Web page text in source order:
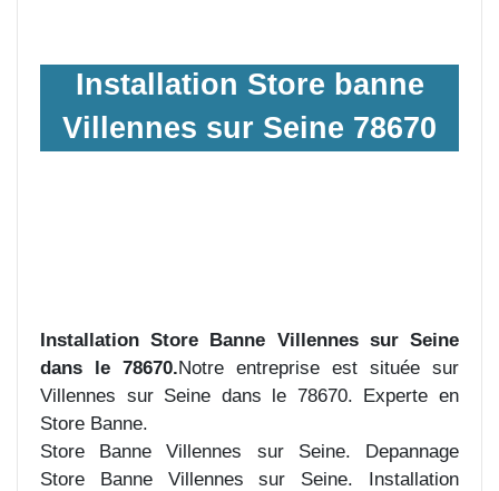
Installation Store banne
Villennes sur Seine 78670
Installation Store Banne Villennes sur Seine
dans le 78670.Notre entreprise est située sur
Villennes sur Seine dans le 78670. Experte en
Store Banne.
Store Banne Villennes sur Seine. Depannage
Store Banne Villennes sur Seine. Installation